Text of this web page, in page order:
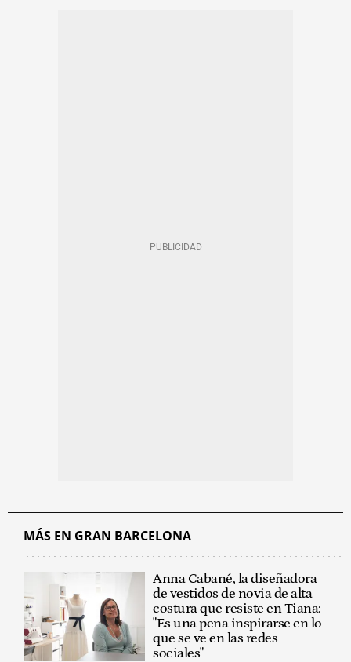
MÁS EN GRAN BARCELONA
Anna Cabané, la diseñadora
de vestidos de novia de alta
costura que resiste en Tiana:
"Es una pena inspirarse en lo
que se ve en las redes
sociales"